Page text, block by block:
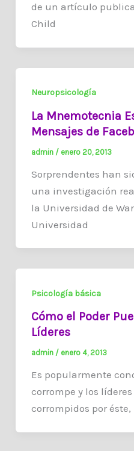
de un artículo
Child
Neuropsicología
La Mnemotecnia
Mensajes de
admin / enero 20, 2013
Sorprendentes han
una investigación
la Universidad de
Universidad
Psicología básica
Cómo el Poder
Líderes
admin / enero 4, 2013
Es popularmente
corrompe y los
corrompidos por